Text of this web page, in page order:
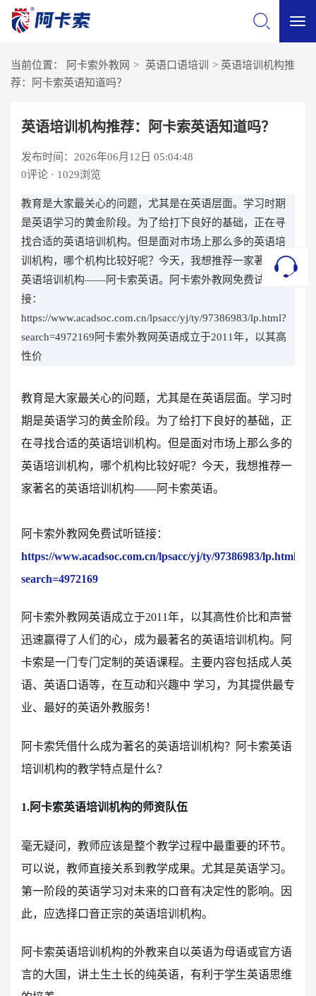
当前位置： 阿卡索外教网 > 英语口语培训 > 英语培训机构推
荐：阿卡索英语知道吗？
英语培训机构推荐：阿卡索英语知道吗？
发布时间：2026年06月12日 05:04:48
0评论 · 1029浏览
教育是大家最关心的问题，尤其是在英语层面。学习时期
是英语学习的黄金阶段。为了给打下良好的基础，正在寻
找合适的英语培训机构。但是面对市场上那么多的英语培
训机构，哪个机构比较好呢？今天，我想推荐一家著名的
英语培训机构——阿卡索英语。阿卡索外教网免费试听链
接：
https://www.acadsoc.com.cn/lpsacc/yj/ty/97386983/lp.html?
search=4972169阿卡索外教网英语成立于2011年，以其高
性价
教育是大家最关心的问题，尤其是在英语层面。学习时
期是英语学习的黄金阶段。为了给打下良好的基础，正
在寻找合适的英语培训机构。但是面对市场上那么多的
英语培训机构，哪个机构比较好呢？今天，我想推荐一
家著名的英语培训机构——阿卡索英语。
阿卡索外教网免费试听链接：
https://www.acadsoc.com.cn/lpsacc/yj/ty/97386983/lp.html?
search=4972169
阿卡索外教网英语成立于2011年，以其高性价比和声誉
迅速赢得了人们的心，成为最著名的英语培训机构。阿
卡索是一门专门定制的英语课程。主要内容包括成人英
语、英语口语等，在互动和兴趣中 学习，为其提供最专
业、最好的英语外教服务！
阿卡索凭借什么成为著名的英语培训机构？阿卡索英语
培训机构的教学特点是什么？
1.阿卡索英语培训机构的师资队伍
毫无疑问，教师应该是整个教学过程中最重要的环节。
可以说，教师直接关系到教学成果。尤其是英语学习。
第一阶段的英语学习对未来的口音有决定性的影响。因
此，应选择口音正宗的英语培训机构。
阿卡索英语培训机构的外教来自以英语为母语或官方语
言的大国，讲土生土长的纯英语，有利于学生英语思维